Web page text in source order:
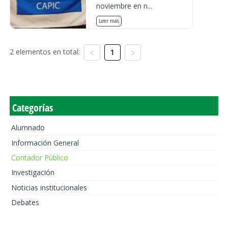
noviembre en n...
Leer más
2 elementos en total: 1
Categorías
Alumnado
Información General
Contador Público
Investigación
Noticias institucionales
Debates